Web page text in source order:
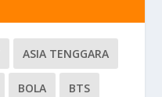
ASIA TENGGARA
BOLA BTS